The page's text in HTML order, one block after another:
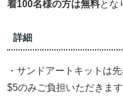
着100名様の方は無料とな
詳細
・サンドアートキットは
$5のみご負担いただきます